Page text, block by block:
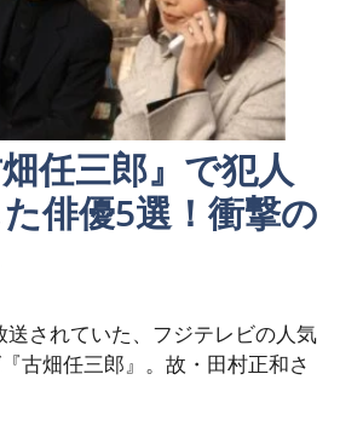
任三郎』で犯人
俳優5選！衝撃の
されていた、フジテレビの人気
古畑任三郎』。故・田村正和さ